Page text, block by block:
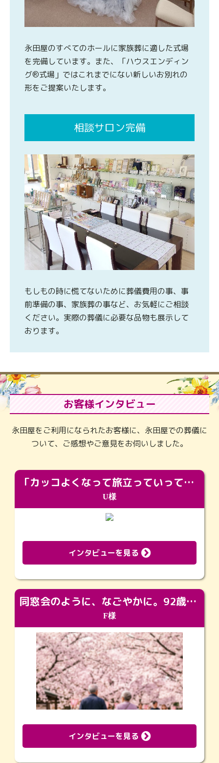
永田屋のすべてのホールに家族葬に適した式場
を完備しています。また、「ハウスエンディン
グ®式場」ではこれまでにない新しいお別れの
形をご提案いたします。
相談サロン完備
もしもの時に慌てないために葬儀費用の事、事
前準備の事、家族葬の事など、お気軽にご相談
ください。実際の葬儀に必要な品物も展示して
おります。
お客様インタビュー
永田屋をご利用になられたお客様に、永田屋での葬儀に
ついて、ご感想やご意見をお伺いしました。
「カッコよくなって旅立っていってくれました（笑）もっとカッコいいって言ってあげればよかったな」
U様
インタビューを見る
同窓会のように、なごやかに。92歳の旅立ちを彩った、再会と感謝の場
F様
インタビューを見る